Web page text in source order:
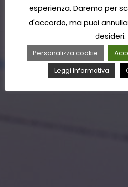
esperienza. Daremo per
d'accordo, ma puoi
desideri.
Personalizza cookie
Leggi Informativa